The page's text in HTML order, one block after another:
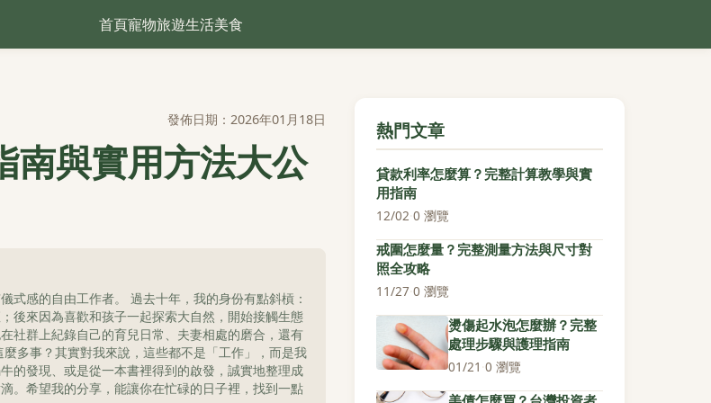
首頁寵物旅遊生活美食
發佈日期：2026年01月18日
南與實用方法大公
式感的自由工作者。 過去十年，我的身份有點斜槓：
後來因為喜歡和孩子一起探索大自然，開始接觸生態
社群上紀錄自己的育兒日常、夫妻相處的磨合，還有
多事？其實對我來說，這些都不是「工作」，而是我
的發現、或是從一本書裡得到的啟發，誠實地整理成
。希望我的分享，能讓你在忙碌的日子裡，找到一點
熱門文章
貸款利率怎麼算？完整計算教學與實
用指南
12/02·0 瀏覽
戒圍怎麼量？完整測量方法與尺寸對
照全攻略
11/27·0 瀏覽
燙傷起水泡怎麼辦？完整
處理步驟與護理指南
01/21 ·0 瀏覽